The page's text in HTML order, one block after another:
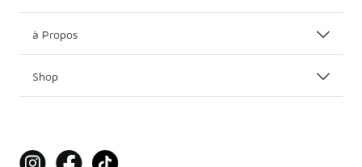
à Propos
Shop